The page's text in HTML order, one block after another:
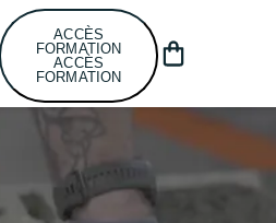
ACCÈS
FORMATION
ACCÈS
FORMATION